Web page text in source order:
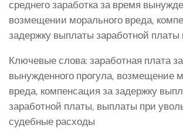
среднего заработка за время
возмещении морального вреда,
задержку выплаты заработной платы
Ключевые слова: заработная плата
вынужденного прогула, возмещение
вреда, компенсация за задержку
заработной платы, выплаты при
судебные расходы